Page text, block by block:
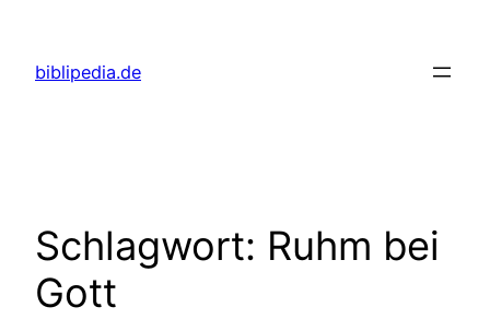
springen
biblipedia.de
Schlagwort: Ruhm bei
Gott